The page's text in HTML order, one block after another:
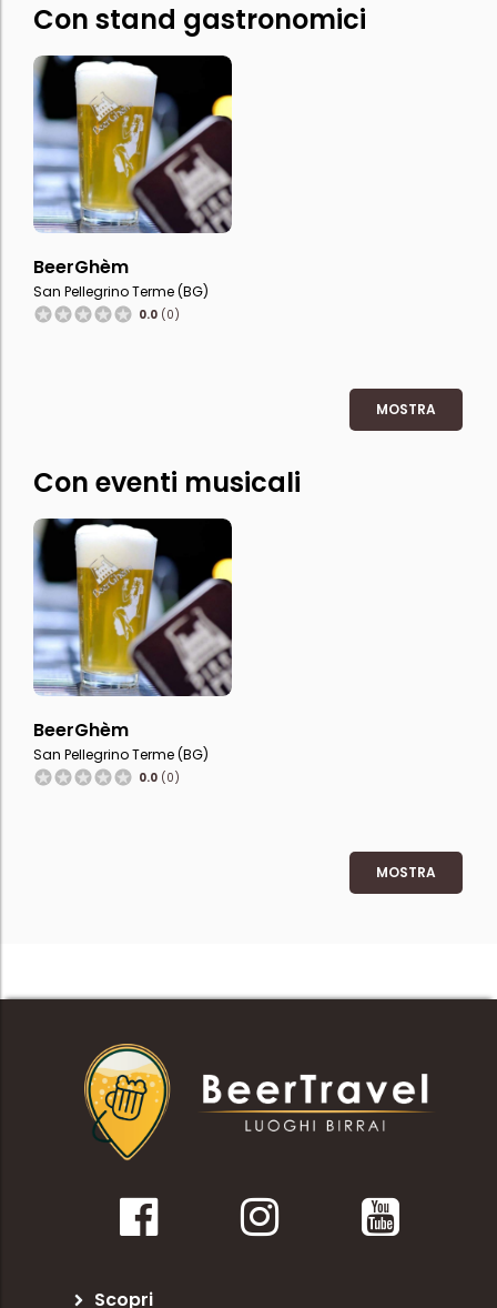
Con stand gastronomici
BeerGhèm
San Pellegrino Terme (BG)
0.0 (0)
MOSTRA
Con eventi musicali
BeerGhèm
San Pellegrino Terme (BG)
0.0 (0)
MOSTRA
Scopri